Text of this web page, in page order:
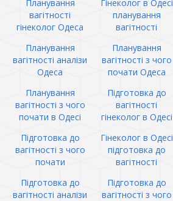
Планування
вагітності
гінеколог Одеса
Гінеколог в Одесі
планування
вагітності
Планування
вагітності аналізи
Одеса
Планування
вагітності з чого
почати Одеса
Планування
вагітності з чого
почати в Одесі
Підготовка до
вагітності
гінеколог в Одесі
Підготовка до
вагітності з чого
почати
Гінеколог в Одесі
підготовка до
вагітності
Підготовка до
вагітності аналізи
Підготовка до
вагітності з чого